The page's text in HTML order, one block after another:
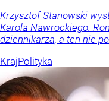
Krzysztof Stanowski
Karola Nawrockiego.
dziennikarza, a ten nie
KrajPolityka